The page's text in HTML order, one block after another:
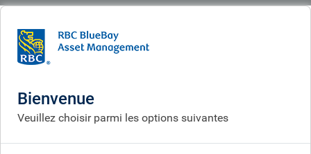
Corporate
Opportunités de carrière
Bienvenue
Veuillez choisir parmi les options suivantes